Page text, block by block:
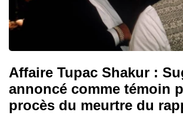
Affaire Tupac Shakur :
annoncé comme témoin
procès du meurtre du